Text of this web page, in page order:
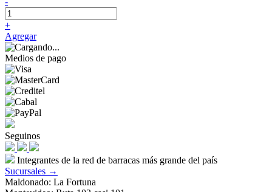
+
Agregar
Medios de pago
Seguinos
Integrantes de la red de barracas más grande del país
Sucursales →
Maldonado: La Fortuna